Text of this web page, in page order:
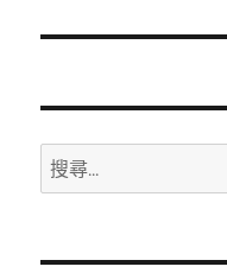
文
搜
尋
鍵